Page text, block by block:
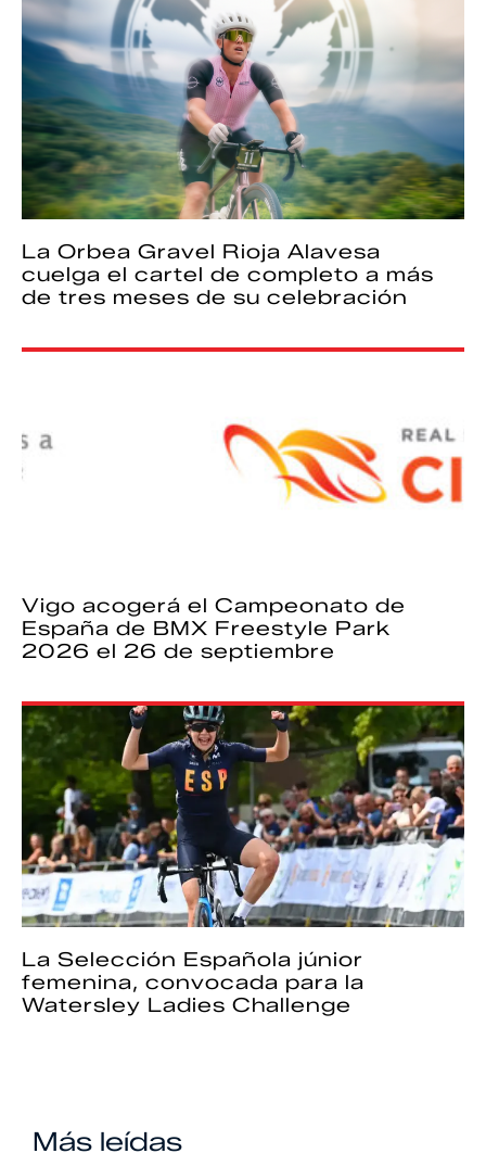
La Orbea Gravel Rioja Alavesa
cuelga el cartel de completo a más
de tres meses de su celebración
Vigo acogerá el Campeonato de
España de BMX Freestyle Park
2026 el 26 de septiembre
La Selección Española júnior
femenina, convocada para la
Watersley Ladies Challenge
Más leídas